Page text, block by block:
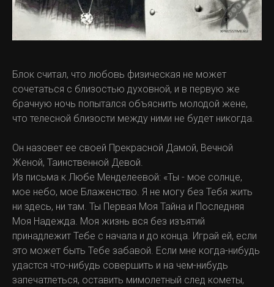
Блок считал, что любовь физическая не может
сочетаться с близостью духовной, и в первую же
брачную ночь попытался объяснить молодой жене,
что телесной близости между ними не будет никогда.
Он назовет ее своей Прекрасной Дамой, Вечной
Женой, Таинственной Девой.
Из пись­ма к Любе Менделеевой: «Ты - мое солнце,
мое небо, мое Блаженство. Я не могу без Тебя жить
ни здесь, ни там. Ты Первая Моя Тайна и Послед­няя
Моя Надежда. Моя жизнь вся без изъятий
принадлежит Тебе с начала и до конца. Играй ей, если
это мо­жет быть Тебе забавой. Если мне ког­да-нибудь
удастся что-нибудь совер­шить и на чем-нибудь
запечатлеться, оставить мимолетный след кометы,